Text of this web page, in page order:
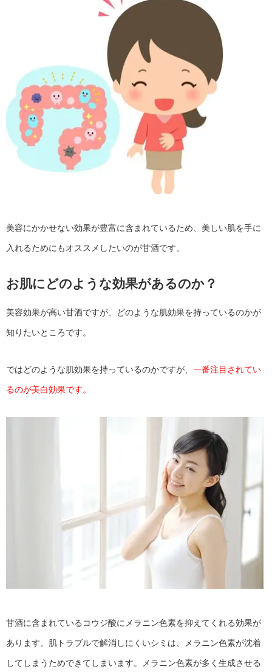
美容にかかせない効果が豊富に含まれているため、美しい肌を手に
入れるためにもオススメしたいのが甘酒です。
お肌にどのような効果があるのか？
美容効果が高い甘酒ですが、どのような肌効果を持っているのかが
知りたいところです。
ではどのような肌効果を持っているのかですが、 一番注目されてい
るのが美白効果です。
甘酒に含まれているコウジ酸にメラニン色素を抑えてくれる効果が
あります。肌トラブルで解消しにくいシミは、メラニン色素が沈着
してしまうためできてしまいます。メラニン色素が多く生成させる